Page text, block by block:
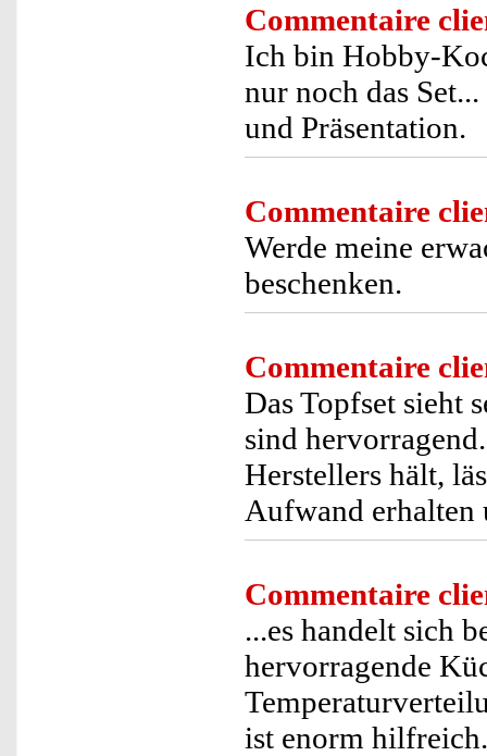
Commentaire
Ich bin Hobby-
nur noch das
und Präsentation.
Commentaire
Werde meine
beschenken.
Commentaire
Das Topfset sieht
sind
Herstellers hält,
Aufwand erhalten
Commentaire
...es handelt sich
hervorragende
ist enorm